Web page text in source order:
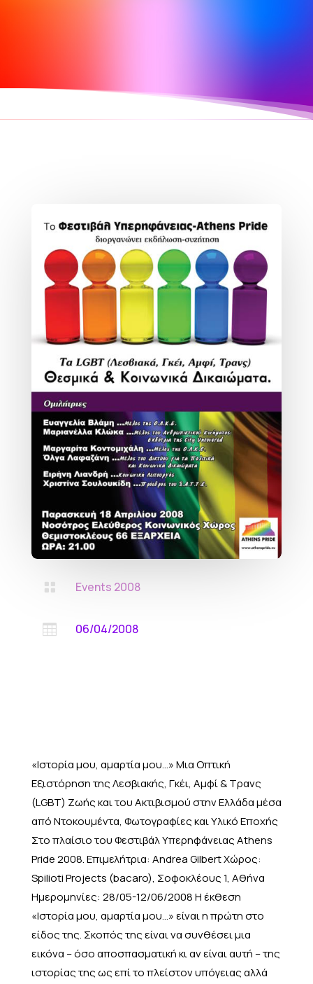
 Events 2008
 06/04/2008
«Ιστορία μου, αμαρτία μου…» Μια Οπτική
Εξιστόρηση της Λεσβιακής, Γκέι, Αμφί & Τρανς
(LGBT) Ζωής και του Ακτιβισμού στην Ελλάδα μέσα
από Ντοκουμέντα, Φωτογραφίες και Υλικό Εποχής
Στο πλαίσιο του Φεστιβάλ Υπερηφάνειας Athens
Pride 2008. Επιμελήτρια: Andrea Gilbert Χώρος:
Spilioti Projects (bacaro), Σοφοκλέους 1, Αθήνα
Ημερομηνίες: 28/05-12/06/2008 Η έκθεση
«Ιστορία μου, αμαρτία μου...» είναι η πρώτη στο
είδος της. Σκοπός της είναι να συνθέσει μια
εικόνα – όσο αποσπασματική κι αν είναι αυτή – της
ιστορίας της ως επί το πλείστον υπόγειας αλλά